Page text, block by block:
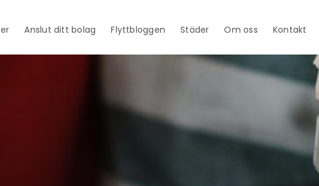
Anslut ditt bolag Flyttbloggen Städer Om oss Kontakt